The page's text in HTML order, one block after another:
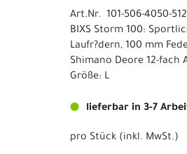
Art.Nr. 101-506-4050-
BIXS Storm 100:
Laufr?dern, 100 mm
Shimano Deore 12-fach
Größe: L
lieferbar in 3-7
pro Stück (inkl. MwSt.)